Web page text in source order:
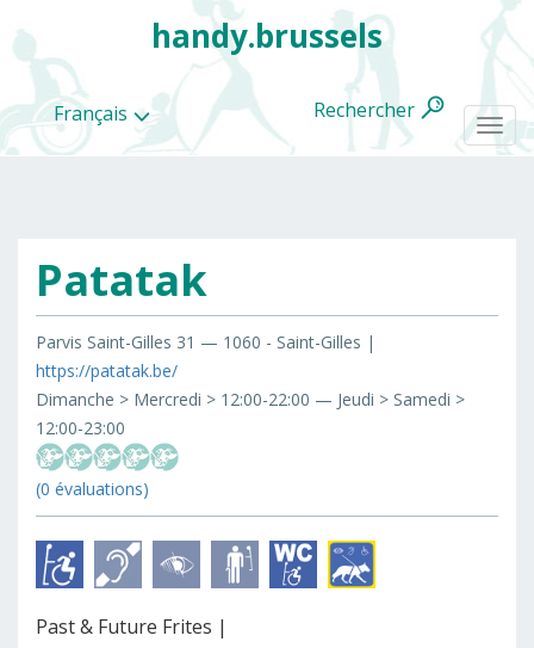
Français
handy.brussels
Rechercher
Patatak
Parvis Saint-Gilles 31 — 1060 - Saint-Gilles |
https://patatak.be/
Dimanche > Mercredi > 12:00-22:00 — Jeudi > Samedi >
12:00-23:00
(0 évaluations)
Past & Future Frites |
Toutes
les
categories